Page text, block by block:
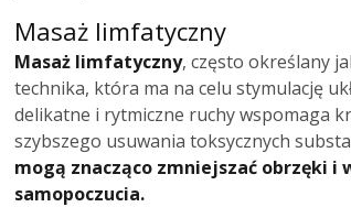
Masaż limfatyczny
Masaż limfatyczny, często określany
technika, która ma na celu stymulację
delikatne i rytmiczne ruchy wspomaga
szybszego usuwania toksycznych
mogą znacząco zmniejszać obrzęki i
samopoczucia.